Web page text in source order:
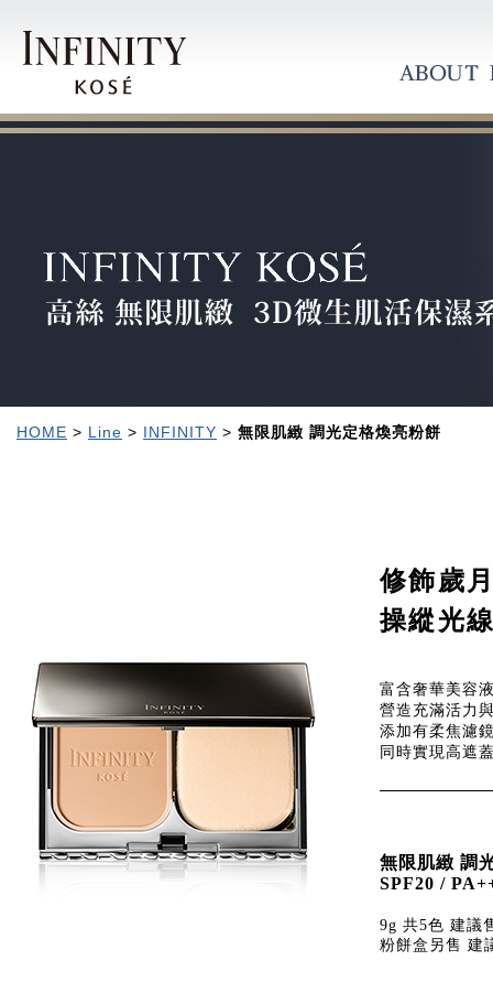
HOME > Line > INFINITY > 無限肌緻 調光定格煥亮粉餅
修飾歲
操縱光
富含奢華美容
營造充滿活力
添加有柔焦濾
同時實現高遮
無限肌緻 調
SPF20 /
9g 共5色 建議
粉餅盒另售 建